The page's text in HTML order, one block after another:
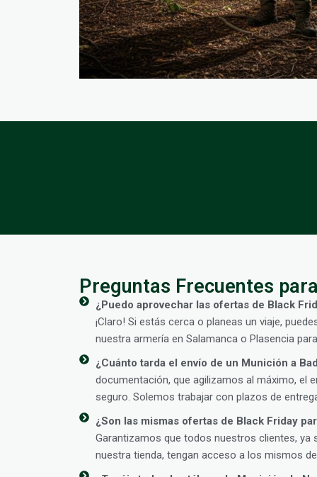
Preguntas Frecuentes
¿Puedo aprovechar las ofertas de Black
¡Claro! Si estás cerca o planeas un viaje,
nuestra armería en Salamanca o Plasencia
¿Cuánto tarda el envío de un Munición a
documentación, que agilizamos al máximo, el
seguro. Solemos trabajar con plazos de
¿Son las mismas ofertas de Black Friday
Garantizamos que todos nuestros clientes, ya
nuestra tienda, tengan acceso a los mismos